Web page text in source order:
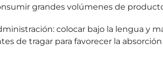
grandes volúmenes de
colocar bajo la lengua y
de tragar para favorecer la